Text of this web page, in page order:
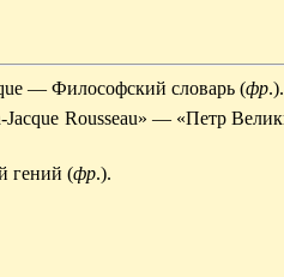
— Философский словарь (фр.).
Jacque Rousseau» — «Петр
гений (фр.).